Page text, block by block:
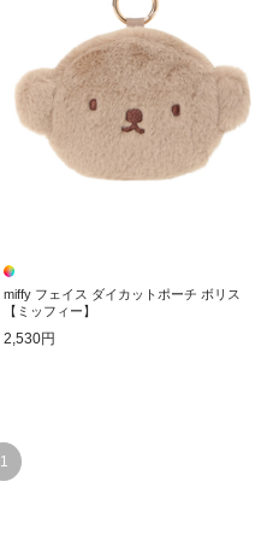
miffy フェイス ダイカットポーチ ボリス
【ミッフィー】
2,530円
1